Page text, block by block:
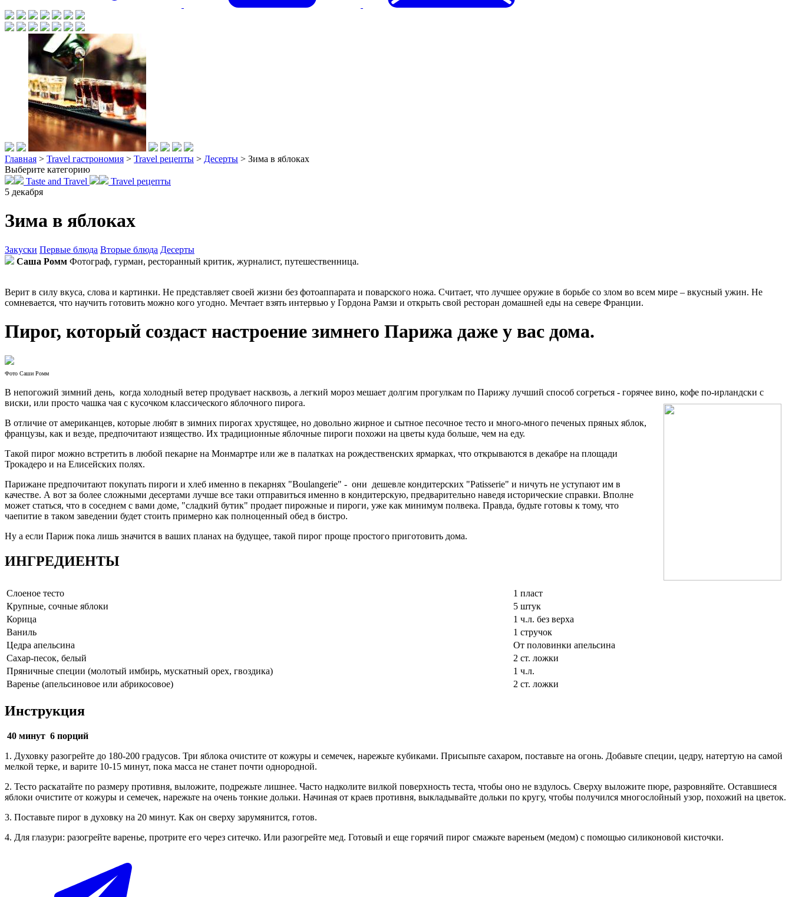
Главная > Travel гастрономия > Travel рецепты > Десерты > Зима в яблоках
Выберите категорию
Taste and Travel
Travel рецепты
5 декабря
Зима в яблоках
Закуски Первые блюда Вторые блюда Десерты
Саша Ромм Фотограф, гурман, ресторанный критик, журналист, путешественница.
Верит в силу вкуса, слова и картинки. Не представляет своей жизни без фотоаппарата и поварского ножа. Считает, что лучшее оружие в борьбе со злом во всем мире – вкусный ужин. Не
сомневается, что научить готовить можно кого угодно. Мечтает взять интервью у Гордона Рамзи и открыть свой ресторан домашней еды на севере Франции.
Пирог, который создаст настроение зимнего Парижа даже у вас дома.
Фото Саши Ромм
В непогожий зимний день, когда холодный ветер продувает насквозь, а легкий мороз мешает долгим прогулкам по Парижу лучший способ согреться - горячее вино, кофе по-ирландски с
виски, или просто чашка чая с кусочком классического яблочного пирога.
В отличие от американцев, которые любят в зимних пирогах хрустящее, но довольно жирное и сытное песочное тесто и много-много печеных пряных яблок,
французы, как и везде, предпочитают изящество. Их традиционные яблочные пироги похожи на цветы куда больше, чем на еду.
Такой пирог можно встретить в любой пекарне на Монмартре или же в палатках на рождественских ярмарках, что открываются в декабре на площади
Трокадеро и на Елисейских полях.
Парижане предпочитают покупать пироги и хлеб именно в пекарнях "Boulangerie" - они дешевле кондитерских "Patisserie" и ничуть не уступают им в
качестве. А вот за более сложными десертами лучше все таки отправиться именно в кондитерскую, предварительно наведя исторические справки. Вполне
может статься, что в соседнем с вами доме, "сладкий бутик" продает пирожные и пироги, уже как минимум полвека. Правда, будьте готовы к тому, что
чаепитие в таком заведении будет стоить примерно как полноценный обед в бистро.
Ну а если Париж пока лишь значится в ваших планах на будущее, такой пирог проще простого приготовить дома.
ИНГРЕДИЕНТЫ
Слоеное тесто
1 пласт
Крупные, сочные яблоки
5 штук
Корица
1 ч.л. без верха
Ваниль
1 стручок
Цедра апельсина
От половинки апельсина
Сахар-песок, белый
2 ст. ложки
Пряничные специи (молотый имбирь, мускатный орех, гвоздика)
1 ч.л.
Варенье (апельсиновое или абрикосовое)
2 ст. ложки
Инструкция
40 минут 6 порций
1. Духовку разогрейте до 180-200 градусов. Три яблока очистите от кожуры и семечек, нарежьте кубиками. Присыпьте сахаром, поставьте на огонь. Добавьте специи, цедру, натертую на самой
мелкой терке, и варите 10-15 минут, пока масса не станет почти однородной.
2. Тесто раскатайте по размеру противня, выложите, подрежьте лишнее. Часто надколите вилкой поверхность теста, чтобы оно не вздулось. Сверху выложите пюре, разровняйте. Оставшиеся
яблоки очистите от кожуры и семечек, нарежьте на очень тонкие дольки. Начиная от краев противня, выкладывайте дольки по кругу, чтобы получился многослойный узор, похожий на цветок.
3. Поставьте пирог в духовку на 20 минут. Как он сверху зарумянится, готов.
4. Для глазури: разогрейте варенье, протрите его через ситечко. Или разогрейте мед. Готовый и еще горячий пирог смажьте вареньем (медом) с помощью силиконовой кисточки.